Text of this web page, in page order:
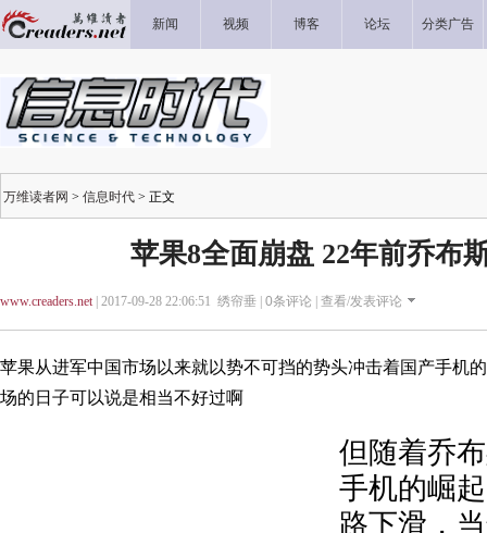
新闻 视频 博客 论坛 分类广告
万维读者网 > 信息时代 > 正文
苹果8全面崩盘 22年前乔布
www.creaders.net| 2017-09-28 22:06:51 绣帘垂 | 0条评论 | 查看/发表评论
苹果从进军中国市场以来就以势不可挡的势头冲击着国产手机
场的日子可以说是相当不好过啊
但随着乔
手机的崛
路下滑，